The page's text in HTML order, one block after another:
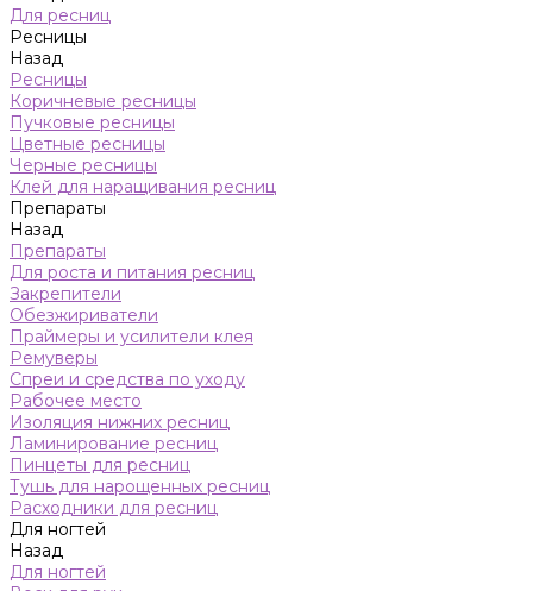
Для ресниц
Ресницы
Назад
Ресницы
Коричневые ресницы
Пучковые ресницы
Цветные ресницы
Черные ресницы
Клей для наращивания ресниц
Препараты
Назад
Препараты
Для роста и питания ресниц
Закрепители
Обезжириватели
Праймеры и усилители клея
Ремуверы
Спреи и средства по уходу
Рабочее место
Изоляция нижних ресниц
Ламинирование ресниц
Пинцеты для ресниц
Тушь для нарощенных ресниц
Расходники для ресниц
Для ногтей
Назад
Для ногтей